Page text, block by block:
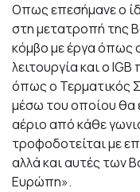
Οπως επεσήμανε ο
στη μετατροπή της
κόμβο με έργα όπως
λειτουργία και ο
όπως ο Τερματικός
μέσω του οποίου θα
αέριο από κάθε
τροφοδοτείται με
αλλά και αυτές των
Ευρώπη».